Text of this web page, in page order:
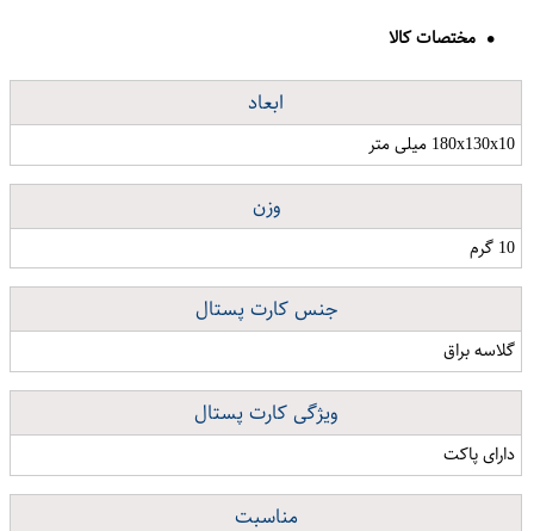
مختصات کالا
ابعاد
180x130x10 میلی متر
وزن
10 گرم
جنس کارت پستال
گلاسه براق
ویژگی کارت پستال
دارای پاکت
مناسبت